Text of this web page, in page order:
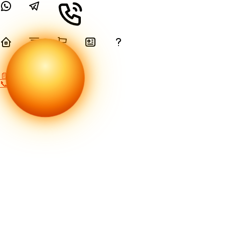
📄 Скачать PDF
📞 Связаться с нами
ЛЕТ